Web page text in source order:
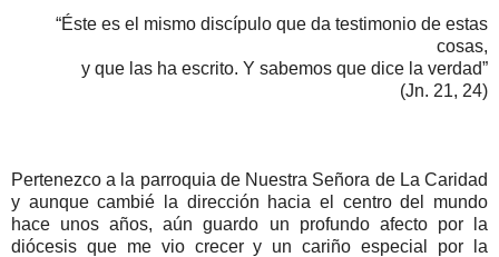
“Éste es el mismo discípulo que da testimonio de estas
cosas,
y que las ha escrito. Y sabemos que dice la verdad”
(Jn. 21, 24)
Pertenezco a la parroquia de Nuestra Señora de La Caridad
y aunque cambié la dirección hacia el centro del mundo
hace unos años, aún guardo un profundo afecto por la
diócesis que me vio crecer y un cariño especial por la